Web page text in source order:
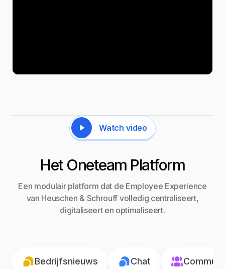
Watch video
Het Oneteam Platform
Een modulair platform dat de Employee Experience
van Heuschen & Schrouff volledig centraliseert,
digitaliseert en optimaliseert.
Bedrijfsnieuws Chat